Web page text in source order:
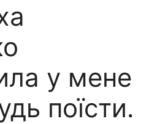
у мене
поїсти.